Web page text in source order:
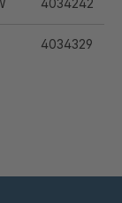
4034242
4034329